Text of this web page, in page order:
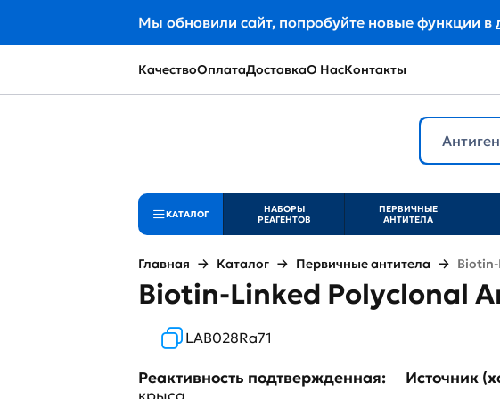
Мы обновили сайт, попробуйте новые функции в
КачествоОплатаДоставкаО НасКонтакты
КАТАЛОГ
НАБОРЫ
РЕАГЕНТОВ
ПЕРВИЧНЫЕ
АНТИТЕЛА
Главная Каталог Первичные антитела
Biotin-Linked Polyclonal
LAB028Ra71
Реактивность подтвержденная:
Источник